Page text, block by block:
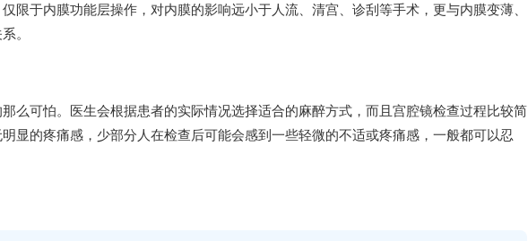
限于内膜功能层操作，对内膜的影响远小于人流、清宫、诊刮等手术，更与内膜变薄、
。
么可怕。医生会根据患者的实际情况选择适合的麻醉方式，而且宫腔镜检查过程比较简
显的疼痛感，少部分人在检查后可能会感到一些轻微的不适或疼痛感，一般都可以忍